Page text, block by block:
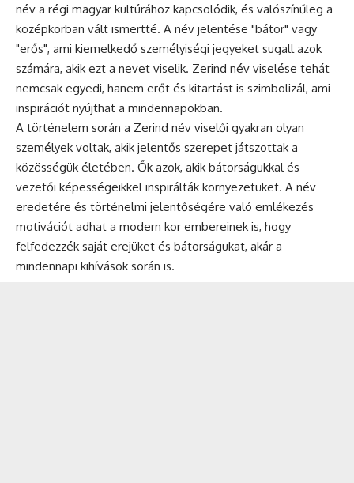
név a régi magyar kultúrához kapcsolódik, és valószínűleg a
középkorban vált ismertté. A név jelentése "bátor" vagy
"erős", ami kiemelkedő személyiségi jegyeket sugall azok
számára, akik ezt a nevet viselik. Zerind név viselése tehát
nemcsak egyedi, hanem erőt és kitartást is szimbolizál, ami
inspirációt nyújthat a mindennapokban.
A történelem során a Zerind név viselői gyakran olyan
személyek voltak, akik jelentős szerepet játszottak a
közösségük életében. Ők azok, akik bátorságukkal és
vezetői képességeikkel inspirálták környezetüket. A név
eredetére és történelmi jelentőségére való emlékezés
motivációt adhat a modern kor embereinek is, hogy
felfedezzék saját erejüket és bátorságukat, akár a
mindennapi kihívások során is.